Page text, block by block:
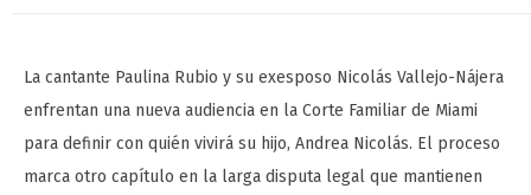
La cantante Paulina Rubio y su exesposo Nicolás Vallejo-Nájera
enfrentan una nueva audiencia en la Corte Familiar de Miami
para definir con quién vivirá su hijo, Andrea Nicolás. El proceso
marca otro capítulo en la larga disputa legal que mantienen